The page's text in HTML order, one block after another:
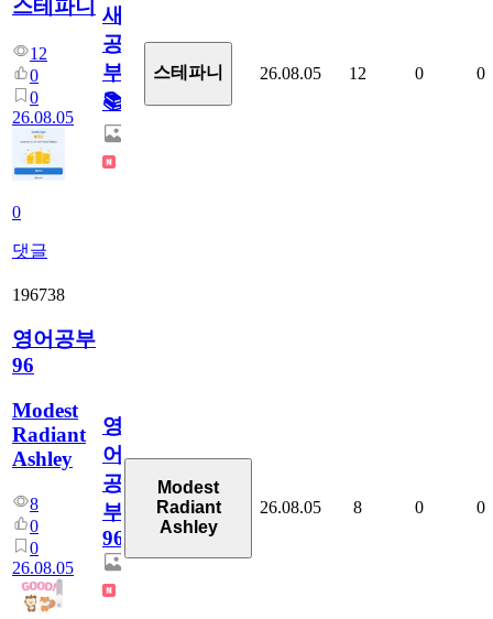
스테파니
12
0
0
26.08.05
0
댓글
새
공
부!
📚
스테파니 26.08.05 12 0 0
196738
영어공부
96
Modest
Radiant
Ashley
8
0
0
26.08.05
영
어
공
부
96
Modest
Radiant
Ashley
26.08.05 8 0 0